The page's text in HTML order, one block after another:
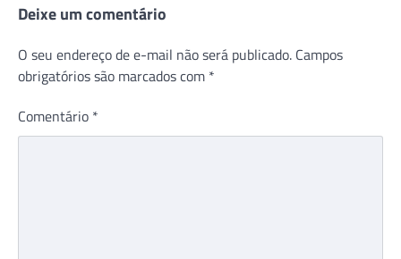
Deixe um comentário
O seu endereço de e-mail não será publicado. Campos
obrigatórios são marcados com *
Comentário *